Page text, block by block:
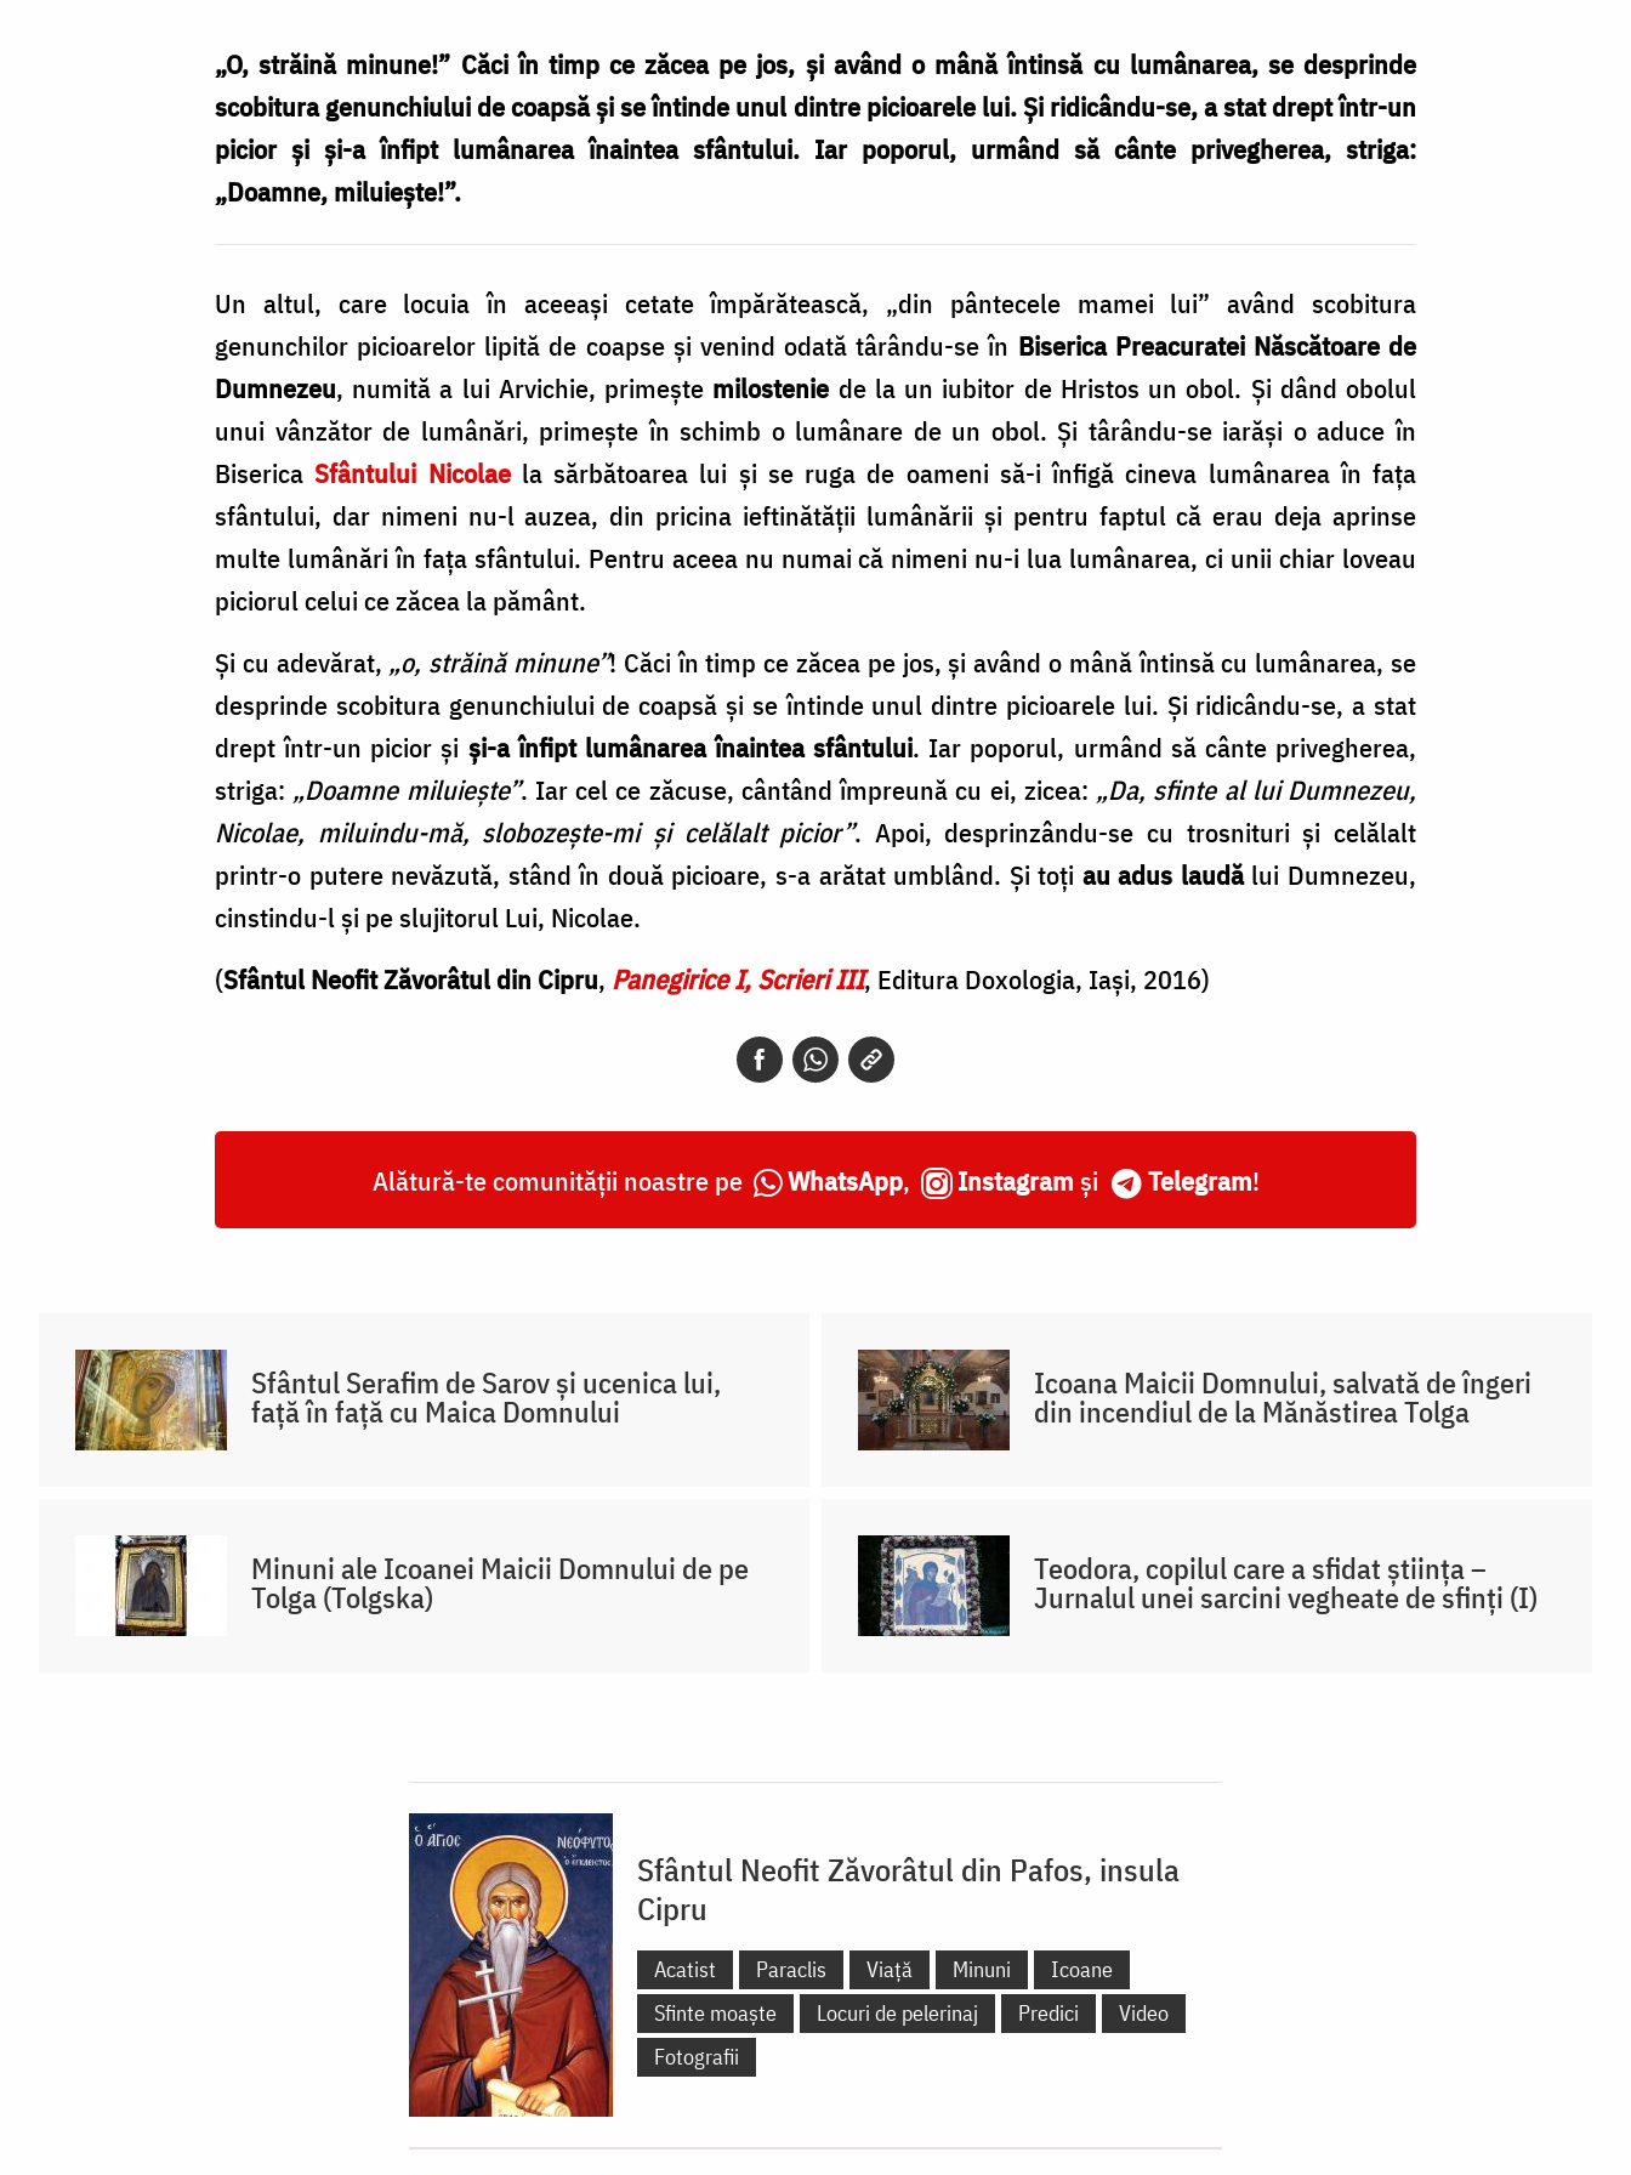
„O, străină minune!” Căci în timp ce zăcea pe jos, și având o mână întinsă cu lumânarea, se desprinde
scobitura genunchiului de coapsă și se întinde unul dintre picioarele lui. Și ridicându-se, a stat drept într-un
picior și și-a înfipt lumânarea înaintea sfântului. Iar poporul, urmând să cânte privegherea, striga:
„Doamne, miluiește!”.
Un altul, care locuia în aceeași cetate împărătească, „din pântecele mamei lui” având scobitura
genunchilor picioarelor lipită de coapse și venind odată târându-se în Biserica Preacuratei Născătoare de
Dumnezeu, numită a lui Arvichie, primește milostenie de la un iubitor de Hristos un obol. Și dând obolul
unui vânzător de lumânări, primește în schimb o lumânare de un obol. Și târându-se iarăși o aduce în
BisericaSfântului Nicolaela sărbătoarea lui și se ruga de oameni să-i înfigă cineva lumânarea în fața
sfântului, dar nimeni nu-l auzea, din pricina ieftinătății lumânării și pentru faptul că erau deja aprinse
multe lumânări în fața sfântului. Pentru aceea nu numai că nimeni nu-i lua lumânarea, ci unii chiar loveau
piciorul celui ce zăcea la pământ.
Și cu adevărat, „o, străină minune”! Căci în timp ce zăcea pe jos, și având o mână întinsă cu lumânarea, se
desprinde scobitura genunchiului de coapsă și se întinde unul dintre picioarele lui. Și ridicându-se, a stat
drept într-un picior și și-a înfipt lumânarea înaintea sfântului. Iar poporul, urmând să cânte privegherea,
striga: „Doamne miluiește”. Iar cel ce zăcuse, cântând împreună cu ei, zicea: „Da, sfinte al lui Dumnezeu,
Nicolae, miluindu-mă, slobozește-mi și celălalt picior”. Apoi, desprinzându-se cu trosnituri și celălalt
printr-o putere nevăzută, stând în două picioare, s-a arătat umblând. Și toți au adus laudălui Dumnezeu,
cinstindu-l și pe slujitorul Lui, Nicolae.
(Sfântul Neofit Zăvorâtul din Cipru, Panegirice I, Scrieri III, Editura Doxologia, Iași, 2016)
Alătură-te comunității noastre pe WhatsApp, Instagram și Telegram!
Sfântul Serafim de Sarov și ucenica lui,
față în față cu Maica Domnului
Icoana Maicii Domnului, salvată de îngeri
din incendiul de la Mănăstirea Tolga
Minuni ale Icoanei Maicii Domnului de pe
Tolga (Tolgska)
Teodora, copilul care a sfidat știința –
Jurnalul unei sarcini vegheate de sfinți (I)
Sfântul Neofit Zăvorâtul din Pafos, insula
Cipru
Acatist Paraclis Viață Minuni
Icoane
Sfinte moaște
Locuri de pelerinaj Predici
Video
Fotografii